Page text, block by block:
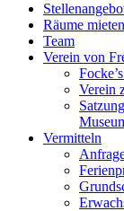
Räume mieten
Team
Verein von
Verein
Vermitteln